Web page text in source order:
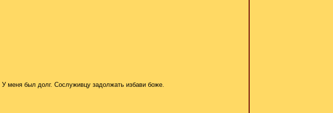
меня был долг. Сослуживцу задолжать избави боже.